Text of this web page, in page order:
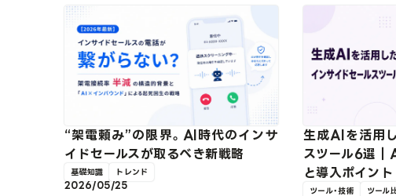
“架電頼み”の限界。AI時代のインサ
イドセールスが取るべき新戦略
基礎知識 トレンド
2026/05/25
生成AIを活用
スツール6選
と導入ポイント
ツール・技術 ツール